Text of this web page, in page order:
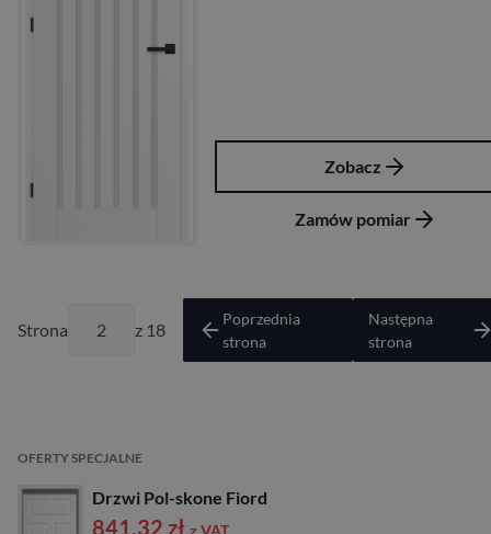
Zobacz
Zamów pomiar
Strona z 18
Poprzednia
strona
Następna
strona
OFERTY SPECJALNE
Drzwi Pol-skone Fiord
841,32 zł z VAT